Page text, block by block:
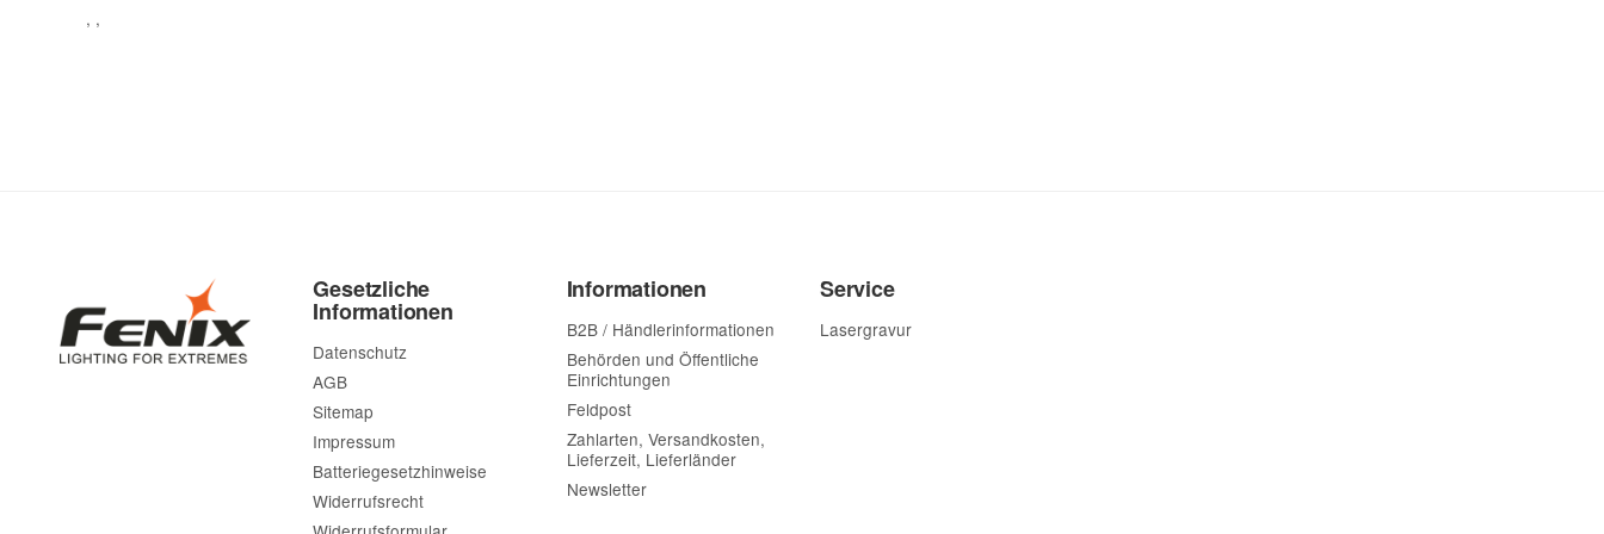
, ,
Gesetzliche
Informationen
Datenschutz
AGB
Sitemap
Impressum
Batteriegesetzhinweise
Widerrufsrecht
Informationen
B2B / Händlerinformationen
Behörden und Öffentliche
Einrichtungen
Feldpost
Zahlarten, Versandkosten,
Lieferzeit, Lieferländer
Newsletter
Service
Lasergravur